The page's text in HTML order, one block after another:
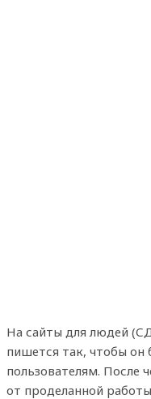
На сайты для людей
пишется так, чтобы он
пользователям. После
от проделанной